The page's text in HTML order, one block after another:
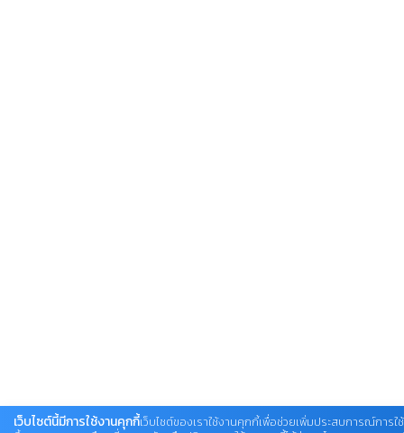
เว็บไซต์นี้มีการใช้งานคุกกี้เว็บไซต์ของเราใช้งานคุกกี้เพื่อช่วยเพิ่มประสบการณ์การใ